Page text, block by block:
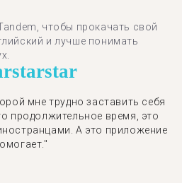
чтобы прокачать свой
и лучше понимать
starstar
мне трудно заставить себя
продолжительное время, это
А это приложение